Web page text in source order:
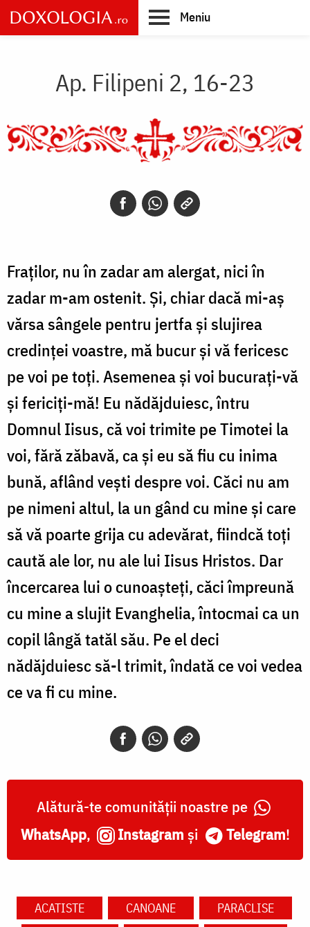
Skip
to
main
Meniu
Ap. Filipeni 2, 16-23
Fraților, nu în zadar am alergat, nici în
zadar m-am ostenit. Și, chiar dacă mi-aș
vărsa sângele pentru jertfa și slujirea
credinței voastre, mă bucur și vă fericesc
pe voi pe toți. Asemenea și voi bucurați-vă
și fericiți-mă! Eu nădăjduiesc, întru
Domnul Iisus, că voi trimite pe Timotei la
voi, fără zăbavă, ca și eu să fiu cu inima
bună, aflând vești despre voi. Căci nu am
pe nimeni altul, la un gând cu mine și care
să vă poarte grija cu adevărat, fiindcă toți
caută ale lor, nu ale lui Iisus Hristos. Dar
încercarea lui o cunoașteți, căci împreună
cu mine a slujit Evanghelia, întocmai ca un
copil lângă tatăl său. Pe el deci
nădăjduiesc să-l trimit, îndată ce voi vedea
ce va fi cu mine.
Alătură-te comunității noastre pe
WhatsApp, Instagram și Telegram!
ACATISTE CANOANE
PARACLISE